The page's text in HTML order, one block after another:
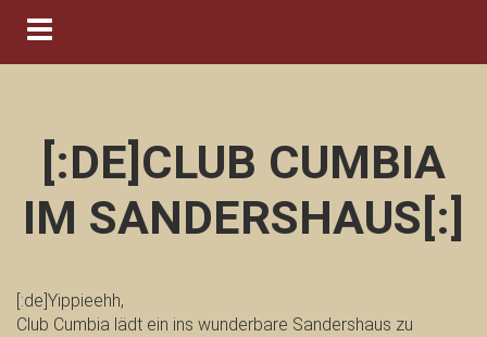
Navigation ein-/ausblenden
[:DE]CLUB CUMBIA
IM SANDERSHAUS[:]
[:de]Yippieehh,
Club Cumbia lädt ein ins wunderbare Sandershaus zu